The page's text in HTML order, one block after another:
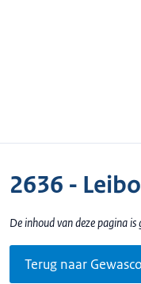
2636 -
De inhoud van deze pagina
Terug naar